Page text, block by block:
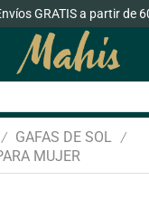
GRATIS a partir de
/ GAFAS DE SOL /
MUJER